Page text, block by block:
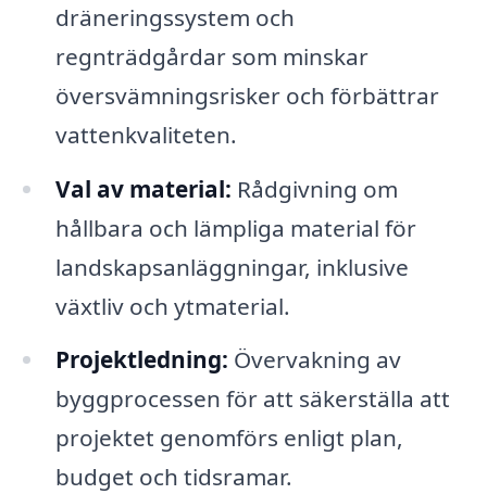
dräneringssystem och
regnträdgårdar som minskar
översvämningsrisker och förbättrar
vattenkvaliteten.
Val av material: Rådgivning om
hållbara och lämpliga material för
landskapsanläggningar, inklusive
växtliv och ytmaterial.
Projektledning: Övervakning av
byggprocessen för att säkerställa att
projektet genomförs enligt plan,
budget och tidsramar.